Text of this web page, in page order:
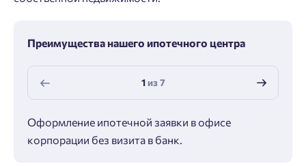
Преимущества нашего ипотечного центра
1из7
Оформление ипотечной заявки в офисе
корпорации без визита в банк.